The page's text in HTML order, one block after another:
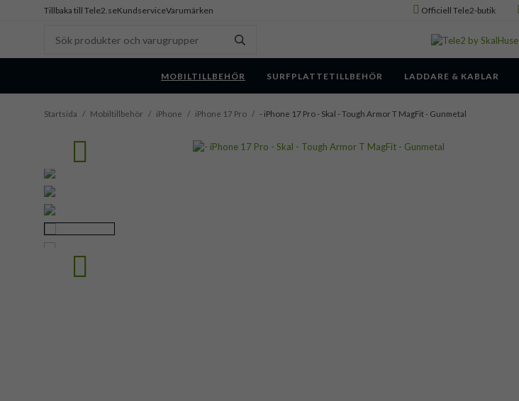
Tillbaka till Tele2.seKundserviceVarumärken Officiell Tele2-butik
MOBILTILLBEHÖR SURFPLATTETILLBEHÖR LADDARE & KABLAR
Startsida / Mobiltillbehör / iPhone / iPhone 17 Pro / - iPhone 17 Pro - Skal - Tough Armor T MagFit - Gunmetal